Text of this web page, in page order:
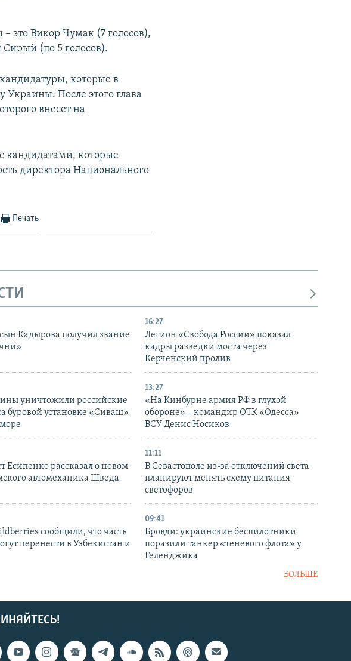
это Викор Чумак (7 голосов),
(по 5 голосов).
которые в
Украины. После этого глава
внесет на
кандидатами, которые
директора Национального
Печать
Кадырова получил звание
16:27
Легион «Свобода России» показал
кадры разведки моста через
Керченский пролив
уничтожили российские
буровой установке «Сиваш»
13:27
«На Кинбурне армия РФ в глухой
обороне» – командир ОТК «Одесса»
ВСУ Денис Носиков
Есипенко рассказал о новом
автомеханика Шведа
11:11
В Севастополе из-за отключений света
планируют менять схему питания
светофоров
сообщили, что часть
перенести в Узбекистан и
09:41
Бровди: украинские беспилотники
поразили танкер «теневого флота» у
Геленджика
БОЛЬШЕ